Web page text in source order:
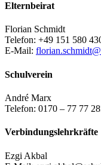
Elternbeirat
Florian Schmidt
Telefon: +49 151 580
E-Mail:
Schulverein
André Marx
Telefon: 0170 – 77 77
Verbindungslehrkräfte
Ezgi Akbal